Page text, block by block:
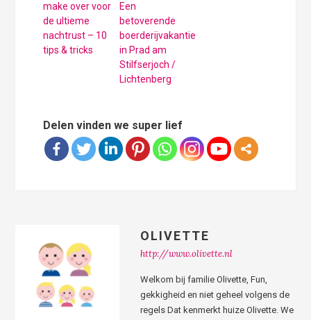
make over voor
de ultieme
nachtrust – 10
tips & tricks
Een
betoverende
boerderijvakantie
in Prad am
Stilfserjoch /
Lichtenberg
Delen vinden we super lief
OLIVETTE
http://www.olivette.nl
Welkom bij familie Olivette, Fun,
gekkigheid en niet geheel volgens de
regels Dat kenmerkt huize Olivette. We